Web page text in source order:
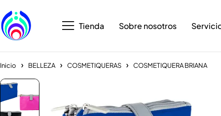
Tienda Sobre nosotros
Inicio BELLEZA COSMETIQUERAS COSMETIQUERA BRIANA